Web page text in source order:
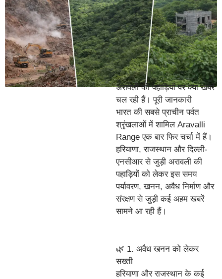
अरावली की पहाड़ियों पर क्या खबरें
चल रही हैं। पूरी जानकारी
भारत की सबसे प्राचीन पर्वत
श्रृंखलाओं में शामिल Aravalli
Range एक बार फिर चर्चा में हैं।
हरियाणा, राजस्थान और दिल्ली-
एनसीआर से जुड़ी अरावली की
पहाड़ियों को लेकर इस समय
पर्यावरण, खनन, अवैध निर्माण और
संरक्षण से जुड़ी कई अहम खबरें
सामने आ रही हैं।
🌿 1. अवैध खनन को लेकर
सख्ती
हरियाणा और राजस्थान के कई